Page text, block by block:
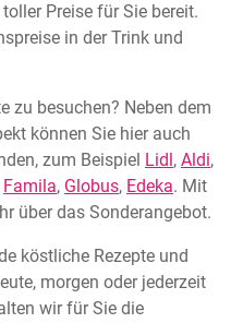
Preise für Sie bereit.
in der Trink und
zu besuchen? Neben dem
können Sie hier auch
zum Beispiel Lidl, Aldi,
Famila, Globus, Edeka. Mit
über das Sonderangebot.
köstliche Rezepte und
morgen oder jederzeit
wir für Sie die